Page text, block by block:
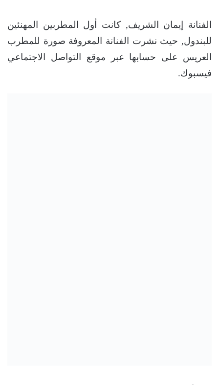
الفنانة إيمان الشريف, كانت أول المطربين المهنئين
للبندول, حيث نشرت الفنانة المعروفة صورة للمطرب
العريس على حسابها عبر موقع التواصل الاجتماعي
فيسبوك.